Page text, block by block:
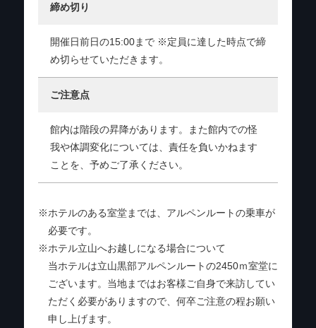
締め切り
開催日前日の15:00まで ※定員に達した時点で締
め切らせていただきます。
ご注意点
館内は階段の昇降があります。また館内での怪
我や体調変化については、 責任を負いかねます
ことを、予めご了承ください。
※ホテルのある室堂までは、アルペンルートの乗車が
必要です。
※ホテル立山へお越しになる場合について
当ホテルは立山黒部アルペンルートの2450ｍ室堂に
ございます。当地まではお客様ご自身で来訪してい
ただく必要がありますので、何卒ご注意の程お願い
申し上げます。